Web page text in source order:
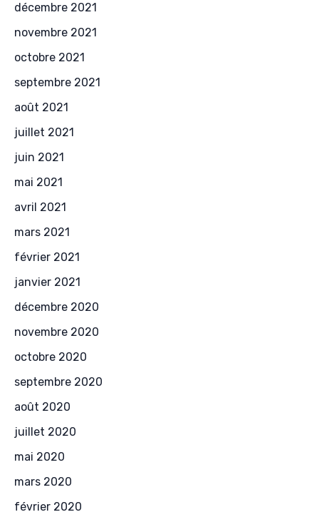
décembre 2021
novembre 2021
octobre 2021
septembre 2021
août 2021
juillet 2021
juin 2021
mai 2021
avril 2021
mars 2021
février 2021
janvier 2021
décembre 2020
novembre 2020
octobre 2020
septembre 2020
août 2020
juillet 2020
mai 2020
mars 2020
février 2020